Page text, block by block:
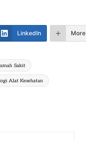
LinkedIn More
Sakit
Alat Kesehatan